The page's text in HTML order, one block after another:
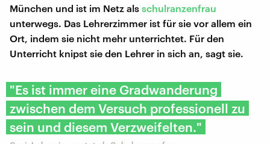
München und ist im Netz als schulranzenfrau
unterwegs. Das Lehrerzimmer ist für sie vor allem ein
Ort, indem sie nicht mehr unterrichtet. Für den
Unterricht knipst sie den Lehrer in sich an, sagt sie.
"Es ist immer eine Gradwanderung
zwischen dem Versuch professionell zu
sein und diesem Verzweifelten."